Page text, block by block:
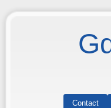
Contact